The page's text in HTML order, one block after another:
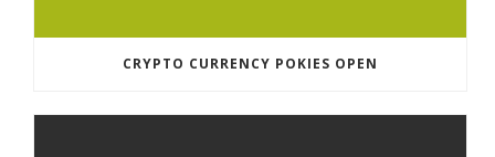
CRYPTO CURRENCY POKIES OPEN